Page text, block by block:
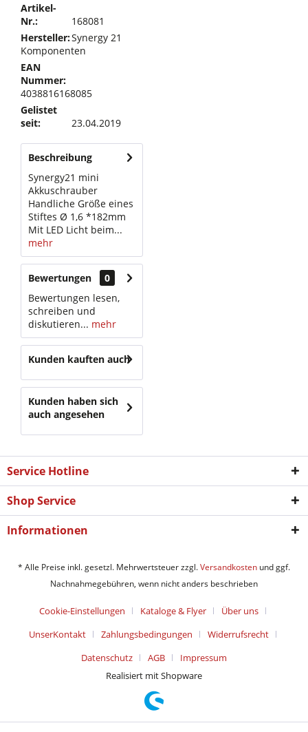
Artikel-
Nr.:
168081
Hersteller:Synergy 21
Komponenten
EAN
Nummer:
4038816168085
Gelistet
seit:
23.04.2019
Beschreibung
Synergy21 mini
Akkuschrauber
Handliche Größe eines
Stiftes Ø 1,6 *182mm
Mit LED Licht beim...
mehr
Bewertungen
0
Bewertungen lesen,
schreiben und
diskutieren... mehr
Kunden kauften auch
Kunden haben sich
auch angesehen
Service Hotline
Shop Service
Informationen
* Alle Preise inkl. gesetzl. Mehrwertsteuer zzgl.Versandkosten und ggf.
Nachnahmegebühren, wenn nicht anders beschrieben
Cookie-Einstellungen Kataloge & Flyer
Über uns
UnserKontakt
Zahlungsbedingungen
Widerrufsrecht
Datenschutz
AGB
Impressum
Realisiert mit Shopware